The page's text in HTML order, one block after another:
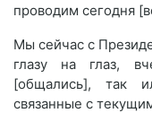
проводим сегодня
Мы сейчас с
глазу на глаз,
[общались], так
связанные с